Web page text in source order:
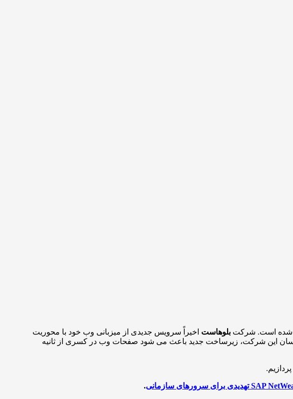
شده است. شرکت بلوهاست اخیراً سرویس جدیدی از میزبانی وب خود با محوریت
این شرکت، زیرساخت جدید باعث می شود صفحات وب در کسری از ثانیه
.